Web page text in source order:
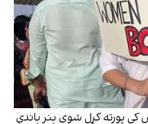
کې پورته کړل شوي بنر باندې